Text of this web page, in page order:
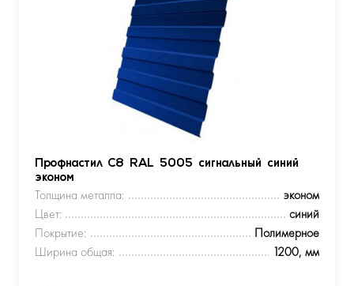
Профнастил С8 RAL 5005 сигнальный синий
эконом
Толщина металла:
эконом
Цвет:
синий
Покрытие:
Полимерное
Ширина общая:
1200, мм